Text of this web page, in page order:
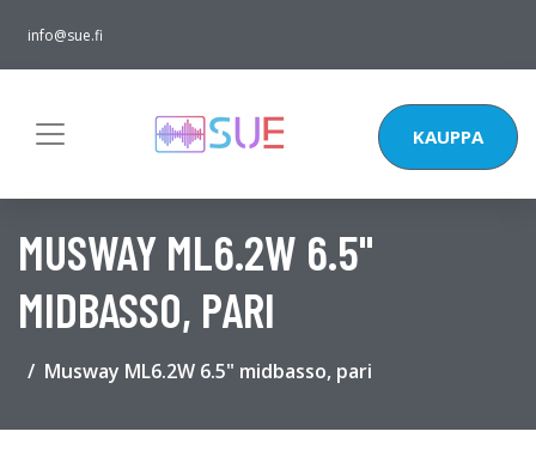
info@sue.fi
KAUPPA
MUSWAY ML6.2W 6.5"
MIDBASSO, PARI
Musway ML6.2W 6.5" midbasso, pari